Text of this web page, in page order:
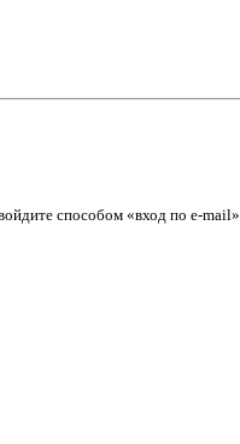
способом «вход по e-mail».